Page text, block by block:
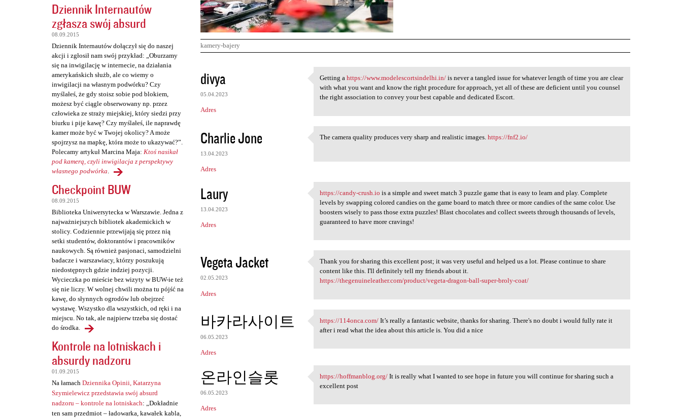
Dziennik Internautów
zgłasza swój absurd
08.09.2015
Dziennik Internautów dołączył się do naszej
akcji i zgłosił nam swój przykład: „Oburzamy
się na inwigilację w internecie, na działania
amerykańskich służb, ale co wiemy o
inwigilacji na własnym podwórku? Czy
myślałeś, że gdy stoisz sobie pod blokiem,
możesz być ciągle obserwowany np. przez
człowieka ze straży miejskiej, który siedzi przy
biurku i pije kawę? Czy myślałeś, ile naprawdę
kamer może być w Twojej okolicy? A może
spojrzysz na mapkę, która może to ukazywać?”.
Polecamy artykuł Marcina Maja: Ktoś nasikał
pod kamerą, czyli inwigilacja z perspektywy
własnego podwórka.
Checkpoint BUW
08.09.2015
Biblioteka Uniwersytecka w Warszawie. Jedna z
najważniejszych bibliotek akademickich w
stolicy. Codziennie przewijają się przez nią
setki studentów, doktorantów i pracowników
naukowych. Są również pasjonaci, samodzielni
badacze i warszawiacy, którzy poszukują
niedostępnych gdzie indziej pozycji.
Wycieczka po mieście bez wizyty w BUW-ie też
się nie liczy. W wolnej chwili można tu pójść na
kawę, do słynnych ogrodów lub obejrzeć
wystawę. Wszystko dla wszystkich, od ręki i na
miejscu. No tak, ale najpierw trzeba się dostać
do środka.
Kontrole na lotniskach i
absurdy nadzoru
01.09.2015
Na łamach Dziennika Opinii, Katarzyna
Szymielewicz przedstawia swój absurd
nadzoru – kontrole na lotniskach: „Dokładnie
ten sam przedmiot – ładowarka, kawałek kabla,
kamery-bajery
K
o
m
e
n
t
a
r
z
e
divya
05.04.2023
Adres
Getting a https://www
Getting ahttps://www.modelescortsindelhi.in/ is never a tangled issue for whatever length of time you are clear
with what you want and know the right procedure for approach, yet all of these are deficient until you counsel
the right association to convey your best capable and dedicated Escort.
Charlie Jone
13.04.2023
Adres
The camera quality produces
The camera quality produces very sharp and realistic images.https://fnf2.io/
Laury
13.04.2023
Adres
https://candy-crush.io is a
https://candy-crush.io is a simple and sweet match 3 puzzle game that is easy to learn and play. Complete
levels by swapping colored candies on the game board to match three or more candies of the same color. Use
boosters wisely to pass those extra puzzles! Blast chocolates and collect sweets through thousands of levels,
guaranteed to have more cravings!
Vegeta Jacket
02.05.2023
Adres
Thank you for sharing this
Thank you for sharing this excellent post; it was very useful and helped us a lot. Please continue to share
content like this. I'll definitely tell my friends about it.
https://thegenuineleather.com/product/vegeta-dragon-ball-super-broly-coat/
바카라사이트
06.05.2023
Adres
https://114onca.com/ It’s
https://114onca.com/ It’s really a fantastic website, thanks for sharing. There's no doubt i would fully rate it
after i read what the idea about this article is. You did a nice
온라인슬롯
06.05.2023
Adres
https://hoffmanblog.org/ It
https://hoffmanblog.org/ It is really what I wanted to see hope in future you will continue for sharing such a
excellent post